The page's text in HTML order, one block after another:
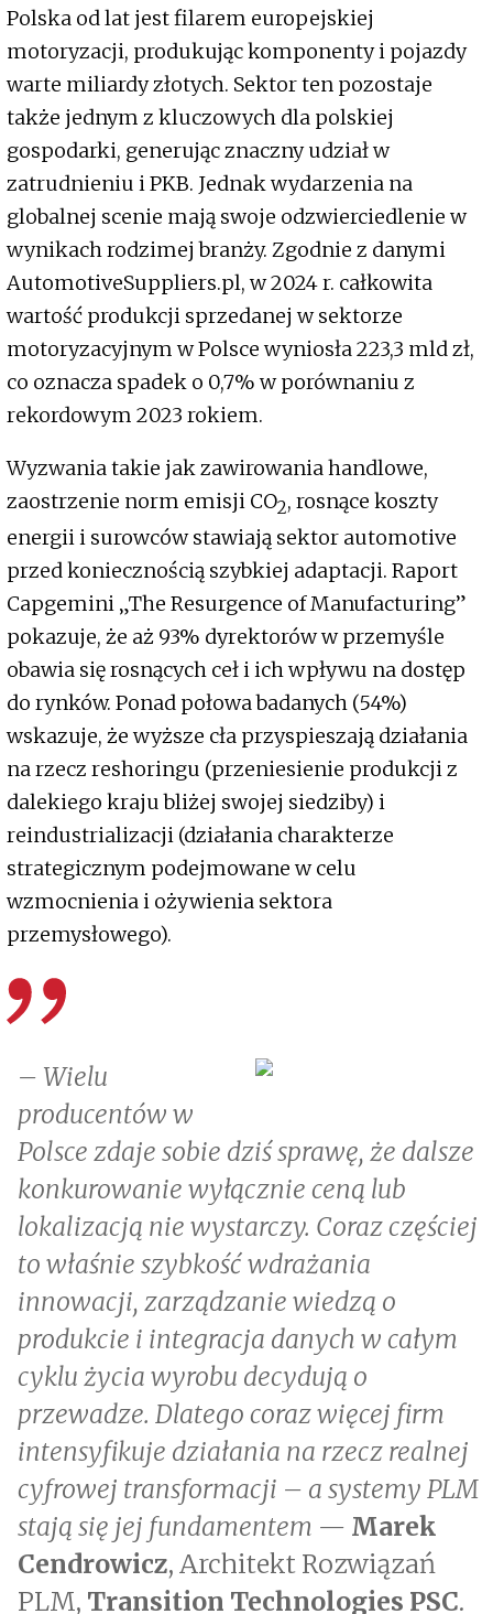
Polska od lat jest filarem europejskiej
motoryzacji, produkując komponenty i pojazdy
warte miliardy złotych. Sektor ten pozostaje
także jednym z kluczowych dla polskiej
gospodarki, generując znaczny udział w
zatrudnieniu i PKB. Jednak wydarzenia na
globalnej scenie mają swoje odzwierciedlenie w
wynikach rodzimej branży. Zgodnie z danymi
AutomotiveSuppliers.pl, w 2024 r. całkowita
wartość produkcji sprzedanej w sektorze
motoryzacyjnym w Polsce wyniosła 223,3 mld zł,
co oznacza spadek o 0,7% w porównaniu z
rekordowym 2023 rokiem.
Wyzwania takie jak zawirowania handlowe,
zaostrzenie norm emisji CO2, rosnące koszty
energii i surowców stawiają sektor automotive
przed koniecznością szybkiej adaptacji. Raport
Capgemini „The Resurgence of Manufacturing”
pokazuje, że aż 93% dyrektorów w przemyśle
obawia się rosnących ceł i ich wpływu na dostęp
do rynków. Ponad połowa badanych (54%)
wskazuje, że wyższe cła przyspieszają działania
na rzecz reshoringu (przeniesienie produkcji z
dalekiego kraju bliżej swojej siedziby) i
reindustrializacji (działania charakterze
strategicznym podejmowane w celu
wzmocnienia i ożywienia sektora
przemysłowego).
– Wielu
producentów w
Polsce zdaje sobie dziś sprawę, że dalsze
konkurowanie wyłącznie ceną lub
lokalizacją nie wystarczy. Coraz częściej
to właśnie szybkość wdrażania
innowacji, zarządzanie wiedzą o
produkcie i integracja danych w całym
cyklu życia wyrobu decydują o
przewadze. Dlatego coraz więcej firm
intensyfikuje działania na rzecz realnej
cyfrowej transformacji – a systemy PLM
stają się jej fundamentem — Marek
Cendrowicz, Architekt Rozwiązań
PLM, Transition Technologies PSC.